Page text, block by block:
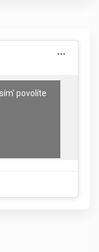
povolíte